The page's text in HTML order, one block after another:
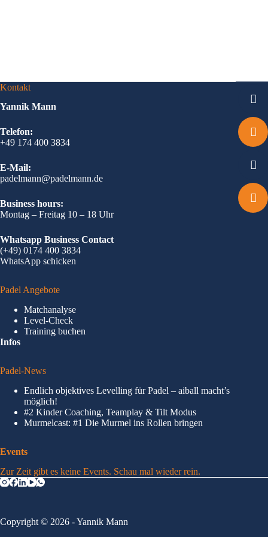
Kontakt
Yannik Mann
Telefon:
+49 174 400 3834
E-Mail:
padelmann@padelmann.de
Business hours:
Montag – Freitag 10 – 18 Uhr
Whatsapp Business Contact
(+49) 0174 400 3834
WhatsApp schicken
Padel Angebote
Matchanalyse
Level-Check
Training buchen
Infos
Padel-News
Endlich objektives Levelling für Padel – aiball macht’s
möglich!
#2 Kinder Coaching, Teamplay & Tilt Modus
Murmelcast: #1 Die Murmel ins Rollen bringen
Events
Zur Zeit gibt es keine Events. Schau mal wieder rein.
Copyright © 2026 - Yannik Mann